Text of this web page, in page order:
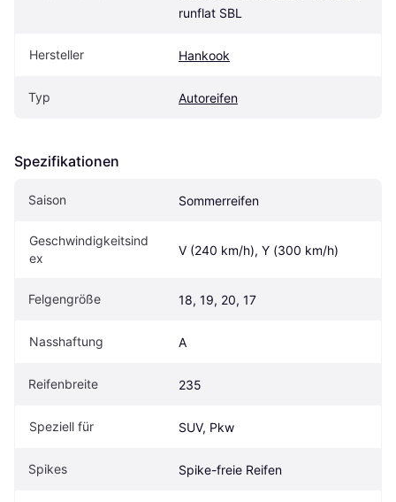
runflat SBL
Hersteller Hankook
Typ Autoreifen
Spezifikationen
Saison Sommerreifen
Geschwindigkeitsind
ex
V (240 km/h), Y (300 km/h)
Felgengröße 18, 19, 20, 17
Nasshaftung A
Reifenbreite 235
Speziell für SUV, Pkw
Spikes Spike-freie Reifen